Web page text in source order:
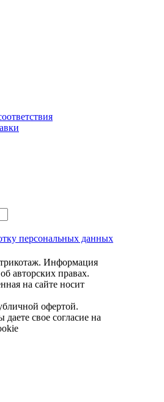
персональных данных
Информация
авторских правах.
на сайте носит
офертой.
свое согласие на